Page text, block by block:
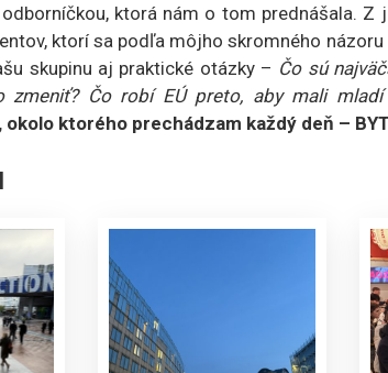
ktorá nám o tom prednášala.
ktorí sa podľa môjho skromného
skupinu aj praktické otázky – Čo sú
zmeniť? Čo robí EÚ preto, aby mali mladí
ktorého prechádzam každý deň –